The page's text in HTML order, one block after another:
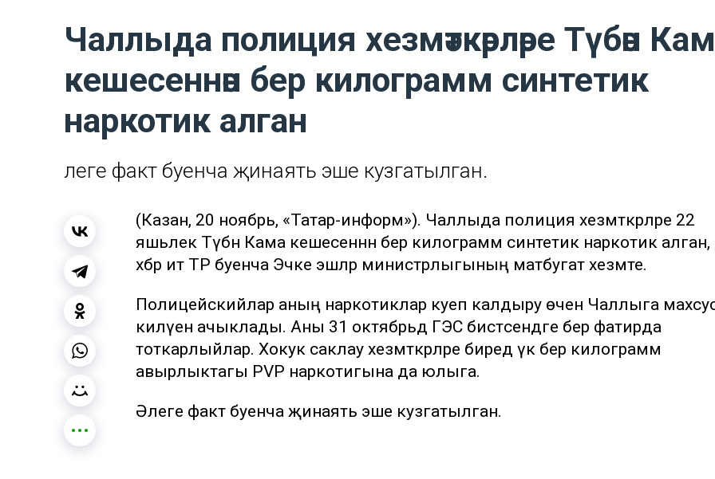
Чаллыда полиция хезмәткәрләре Түбән
кешесеннән бер килограмм синтетик
наркотик алган
Әлеге факт буенча җинаять эше кузгатылган.
(Казан, 20 ноябрь, «Татар-информ»). Чаллыда полиция хезмәткәрләре 22
яшьлек Түбән Кама кешесеннән бер килограмм синтетик наркотик
хәбәр итә ТР буенча Эчке эшләр министрлыгының матбугат хезмәте.
Полицейскийлар аның наркотиклар куеп калдыру өчен Чаллыга
килүен ачыклады. Аны 31 октябрьдә ГЭС бистәсендәге бер фатирда
тоткарлыйлар. Хокук саклау хезмәткәрләре биредә үк бер килограмм
авырлыктагы PVP наркотигына да юлыга.
Әлеге факт буенча җинаять эше кузгатылган.